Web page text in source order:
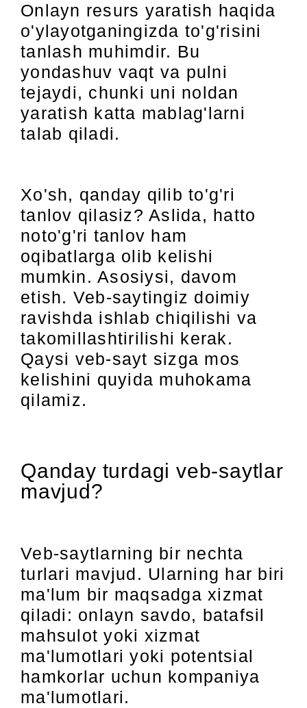
Onlayn resurs yaratish haqida
o'ylayotganingizda to'g'risini
tanlash muhimdir. Bu
yondashuv vaqt va pulni
tejaydi, chunki uni noldan
yaratish katta mablag'larni
talab qiladi.
Xo'sh, qanday qilib to'g'ri
tanlov qilasiz? Aslida, hatto
noto'g'ri tanlov ham
oqibatlarga olib kelishi
mumkin. Asosiysi, davom
etish. Veb-saytingiz doimiy
ravishda ishlab chiqilishi va
takomillashtirilishi kerak.
Qaysi veb-sayt sizga mos
kelishini quyida muhokama
qilamiz.
Qanday turdagi veb-saytlar
mavjud?
Veb-saytlarning bir nechta
turlari mavjud. Ularning har biri
ma'lum bir maqsadga xizmat
qiladi: onlayn savdo, batafsil
mahsulot yoki xizmat
ma'lumotlari yoki potentsial
hamkorlar uchun kompaniya
ma'lumotlari.